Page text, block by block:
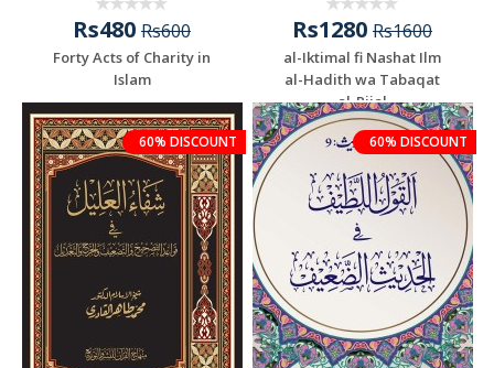
Rs480 Rs600
Forty Acts of Charity in
Islam
Rs1280 Rs1600
al-Iktimal fi Nashat Ilm
al-Hadith wa Tabaqat
al-Rijal
60% DISCOUNT 60% DISCOUNT